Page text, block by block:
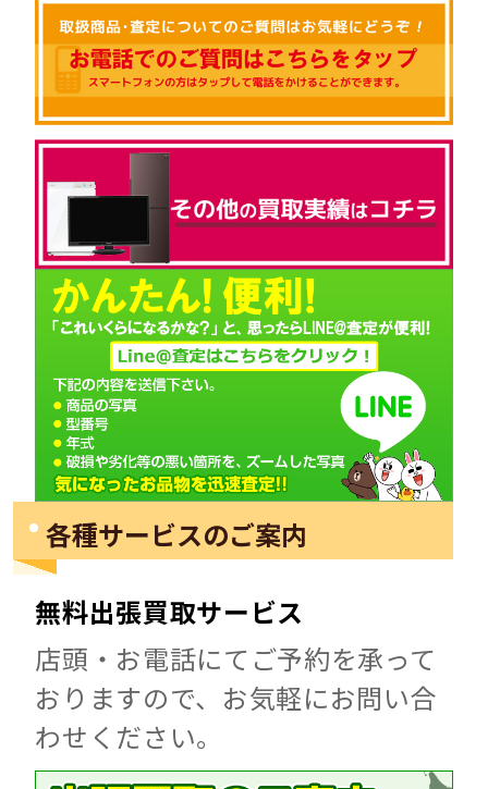
各種サービスのご案内
無料出張買取サービス
店頭・お電話にてご予約を承って
おりますので、お気軽にお問い合
わせください。